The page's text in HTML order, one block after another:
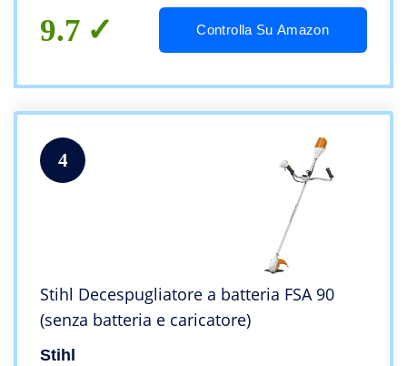
9.7 Controlla Su Amazon
4
Stihl Decespugliatore a batteria FSA 90
(senza batteria e caricatore)
Stihl